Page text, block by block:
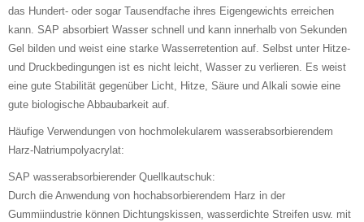
das Hundert- oder sogar Tausendfache ihres Eigengewichts erreichen
kann. SAP absorbiert Wasser schnell und kann innerhalb von Sekunden
Gel bilden und weist eine starke Wasserretention auf. Selbst unter Hitze-
und Druckbedingungen ist es nicht leicht, Wasser zu verlieren. Es weist
eine gute Stabilität gegenüber Licht, Hitze, Säure und Alkali sowie eine
gute biologische Abbaubarkeit auf.
Häufige Verwendungen von hochmolekularem wasserabsorbierendem
Harz-Natriumpolyacrylat:
SAP wasserabsorbierender Quellkautschuk:
Durch die Anwendung von hochabsorbierendem Harz in der
Gummiindustrie können Dichtungskissen, wasserdichte Streifen usw. mit